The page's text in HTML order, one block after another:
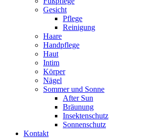
Gesicht
Pflege
Reinigung
Haare
Handpflege
Haut
Intim
Körper
Nägel
Sommer und Sonne
After Sun
Bräunung
Insektenschutz
Sonnenschutz
Kontakt